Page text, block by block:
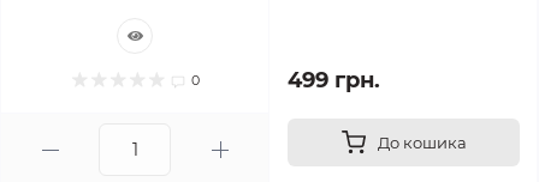
0 499 грн.
До кошика